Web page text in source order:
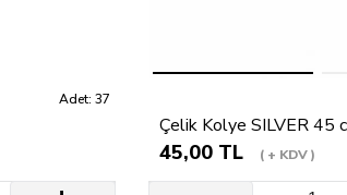
Adet: 37
Çelik Kolye SILVER 45
45,00 TL + KDV